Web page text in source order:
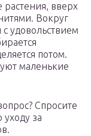
растения, вверх
Вокруг
удовольствием
потом.
маленькие
Спросите
за